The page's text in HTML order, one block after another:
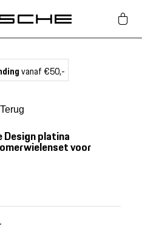
vanaf €50,-
Terug
Design platina
voor